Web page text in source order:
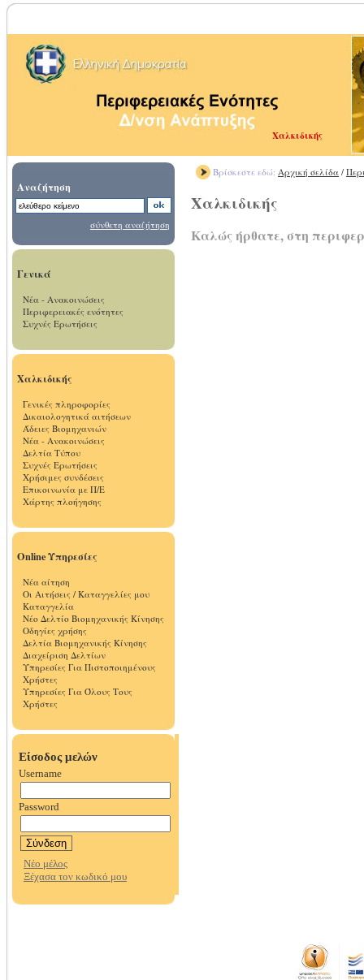
Χαλκιδικής
Αναζήτηση
σύνθετη αναζήτηση
Γενικά
Νέα - Ανακοινώσεις
Περιφερειακές ενότητες
Συχνές Ερωτήσεις
Χαλκιδικής
Γενικές πληροφορίες
Δικαιολογητικά αιτήσεων
Άδειες Βιομηχανιών
Νέα - Ανακοινώσεις
Δελτία Τύπου
Συχνές Ερωτήσεις
Χρήσιμες συνδέσεις
Επικοινωνία με Π/Ε
Χάρτης πλοήγησης
Online Υπηρεσίες
Νέα αίτηση
Οι Αιτήσεις / Καταγγελίες μου
Καταγγελία
Νέο Δελτίο Βιομηχανικής Κίνησης
Οδηγίες χρήσης
Δελτία Βιομηχανικής Κίνησης
Διαχείριση Δελτίων
Υπηρεσίες Για Πιστοποιημένους
Χρήστες
Υπηρεσίες Για Όλους Τους
Χρήστες
Βρίσκεστε εδώ: Αρχική σελίδα /
Χαλκιδικής
Καλώς ήρθατε, στη